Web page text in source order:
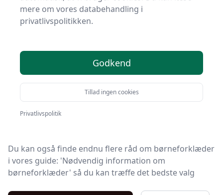
til dig - 7 gode valg
På Kulturnet finder du markedets bedste
børneforklæder. Vi har udvalgt 7 produkter, så du
nemt kan finde det rigtige.
På vores liste finder du både de de bedste tilbud på
børneforklæde i 2025, produkter med gratis levering
Du kan også finde endnu flere råd om børneforklæder
i vores guide: 'Nødvendig information om
børneforklæder' så du kan træffe det bedste valg
mere om vores databehandling i
privatlivspolitikken.
Godkend
Tillad ingen cookies
Privatlivspolitik